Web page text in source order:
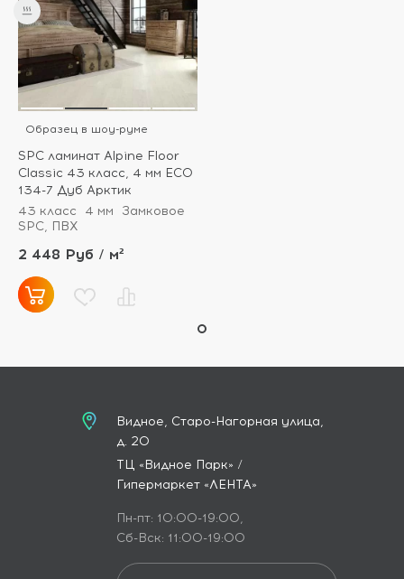
Образец в шоу-руме
SPC ламинат Alpine Floor
Classic 43 класс, 4 мм ECO
134-7 Дуб Арктик
43 класс
4 мм
Замковое
SPC, ПВХ
2 448 Руб / м²
Видное, Старо-Нагорная улица,
д. 20
ТЦ «Видное Парк» /
Гипермаркет «ЛЕНТА»
Пн-пт: 10:00-19:00,
Сб-Вск: 11:00-19:00